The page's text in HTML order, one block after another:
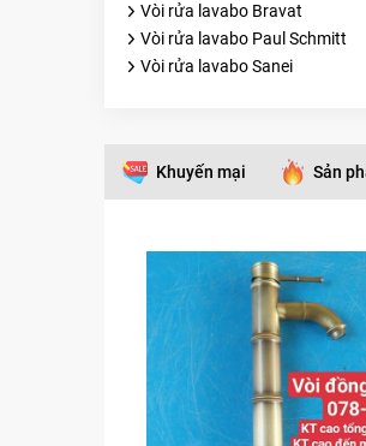
Vòi rửa lavabo Bravat
Vòi rửa lavabo Paul Schmitt
Vòi rửa lavabo Sanei
Khuyến mại Sản